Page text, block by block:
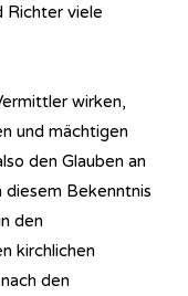
Richter viele
wirken,
und mächtigen
den Glauben an
Bekenntnis
den
kirchlichen
den